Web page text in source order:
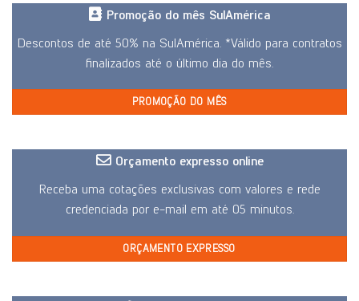
Promoção do mês SulAmérica
Descontos de até 50% na SulAmérica. *Válido para contratos
finalizados até o último dia do mês.
PROMOÇÃO DO MÊS
Orçamento expresso online
Receba uma cotações exclusivas com valores e rede
credenciada por e-mail em até 05 minutos.
ORÇAMENTO EXPRESSO